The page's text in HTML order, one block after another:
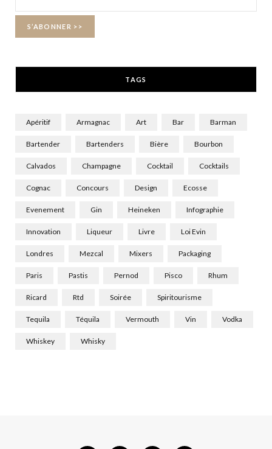
TAGS
Apéritif Armagnac Art Bar Barman
Bartender Bartenders Bière Bourbon
Calvados Champagne Cocktail Cocktails
Cognac Concours Design Ecosse
Evenement Gin Heineken Infographie
Innovation Liqueur Livre Loi Evin
Londres Mezcal Mixers Packaging
Paris Pastis Pernod Pisco Rhum
Ricard Rtd Soirée Spiritourisme
Tequila Téquila Vermouth Vin Vodka
Whiskey Whisky